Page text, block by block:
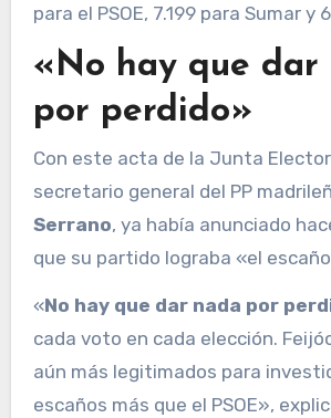
para el PSOE, 7.199 para Sumar y
«No hay que dar
por perdido»
Con este acta de la Junta
secretario general del PP
Serrano, ya había anunciado
que su partido lograba «el
«No hay que dar nada por
cada voto en cada elección.
aún más legitimados para
escaños más que el PSOE»,